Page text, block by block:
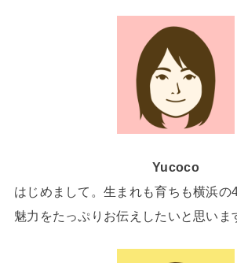
Yucoco
はじめまして。生まれも育ちも横浜の
魅力をたっぷりお伝えしたいと思いま